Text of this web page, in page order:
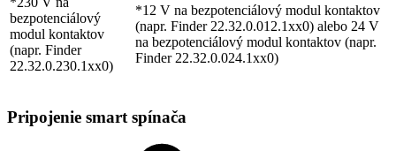
bezpotenciálový
modul kontaktov
(napr. Finder
22.32.0.230.1xx0)
*12 V na bezpotenciálový modul kontaktov
(napr. Finder 22.32.0.012.1xx0) alebo 24 V
na bezpotenciálový modul kontaktov (napr.
Finder 22.32.0.024.1xx0)
Pripojenie smart spínača